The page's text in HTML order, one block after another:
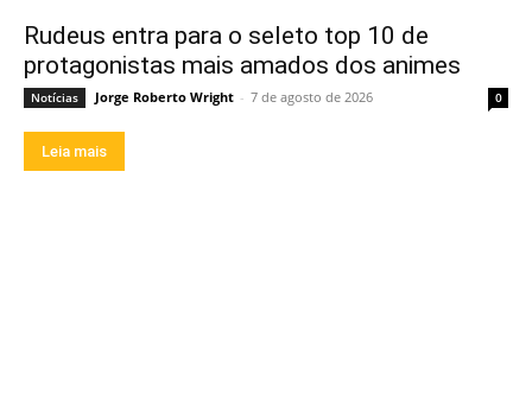
Rudeus entra para o seleto top 10 de
protagonistas mais amados dos animes
Notícias Jorge Roberto Wright - 7 de agosto de 2026 0
Leia mais